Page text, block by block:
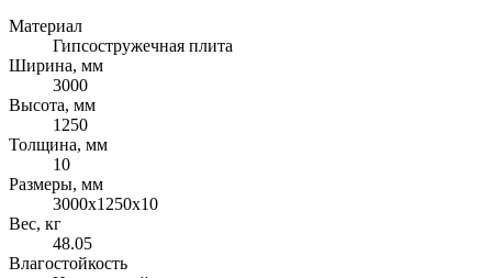
Материал
Гипсостружечная плита
Ширина, мм
3000
Высота, мм
1250
Толщина, мм
10
Размеры, мм
3000х1250х10
Вес, кг
48.05
Влагостойкость